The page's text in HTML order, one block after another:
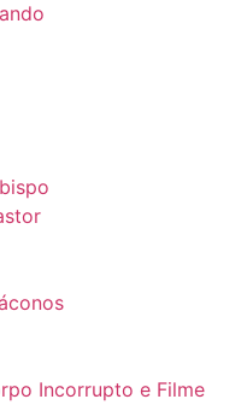
Incorrupto e Filme